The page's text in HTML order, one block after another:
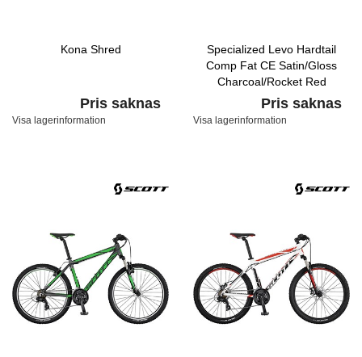
Kona Shred
Pris saknas
Visa lagerinformation
Specialized Levo Hardtail
Comp Fat CE Satin/Gloss
Charcoal/Rocket Red
Pris saknas
Visa lagerinformation